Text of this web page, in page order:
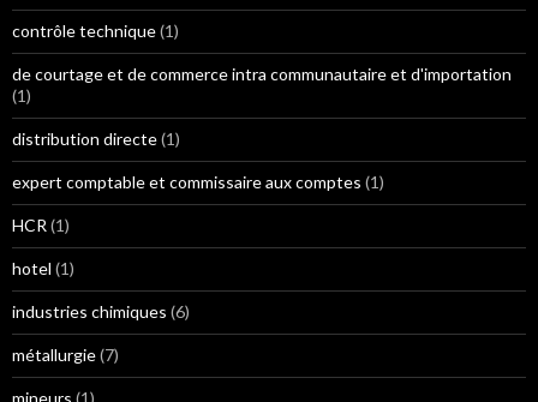
contrôle technique(1)
de courtage et de commerce intra communautaire et d'importation
(1)
distribution directe(1)
expert comptable et commissaire aux comptes (1)
HCR (1)
hotel (1)
industries chimiques (6)
métallurgie(7)